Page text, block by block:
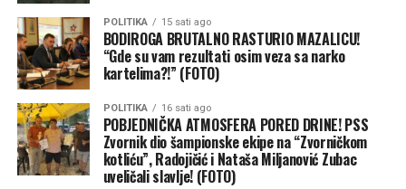
POLITIKA 15 sati ago
BODIROGA BRUTALNO RASTURIO MAZALICU!
“Gde su vam rezultati osim veza sa narko
kartelima?!” (FOTO)
POLITIKA 16 sati ago
POBJEDNIČKA ATMOSFERA PORED DRINE! PSS
Zvornik dio šampionske ekipe na “Zvorničkom
kotliću”, Radojičić i Nataša Miljanović Zubac
uveličali slavlje! (FOTO)